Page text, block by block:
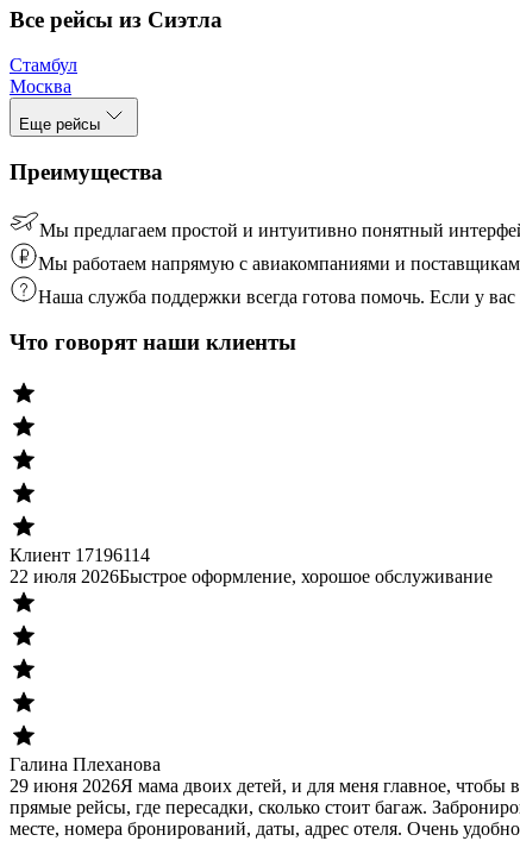
Все рейсы из Сиэтла
Стамбул
Москва
Еще рейсы
Преимущества
Мы предлагаем простой и интуитивно понятный
Мы работаем напрямую с авиакомпаниями и
Наша служба поддержки всегда готова помочь. Если у
Что говорят наши клиенты
Клиент 17196114
22 июля 2026Быстрое оформление, хорошое обслуживание
Галина Плеханова
29 июня 2026Я мама двоих детей, и для меня главное,
прямые рейсы, где пересадки, сколько стоит багаж.
месте, номера бронирований, даты, адрес отеля. Очень